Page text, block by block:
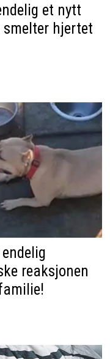
et nytt
smelter hjertet
reaksjonen